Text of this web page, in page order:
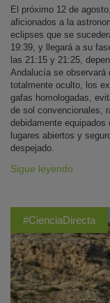
El próximo 12 de
aficionados a la
eclipses que se
19:39, y llegará a su
las 21:15 y 21:25,
Andalucía se observará
totalmente oculto, los
gafas homologadas,
de sol convencionales,
debidamente
lugares abiertos y
despejado.
Sigue leyendo
#CienciaDirecta